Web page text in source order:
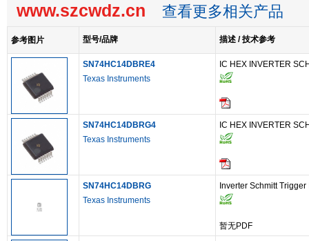
www.szcwdz.cn 查看更多相关产品
参考图片 型号/品牌 描述 / 技术参考
SN74HC14DBRE4
Texas Instruments
IC HEX INVERTER
SN74HC14DBRG4
Texas Instruments
IC HEX INVERTER
SN74HC14DBRG
Texas Instruments
Inverter Schmitt
暂无PDF